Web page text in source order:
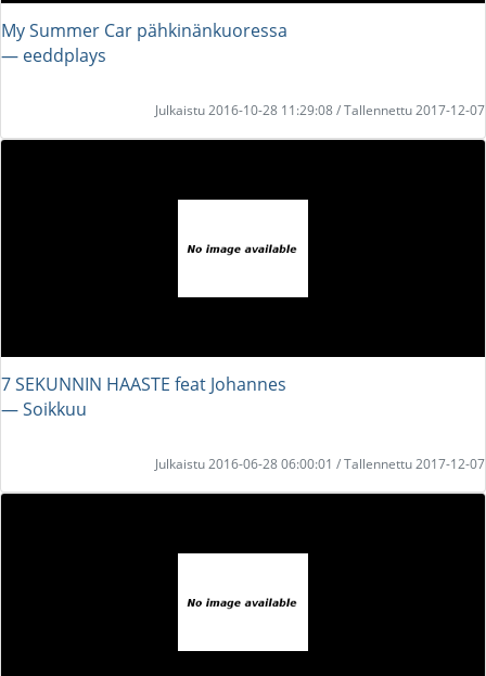
My Summer Car pähkinänkuoressa
― eeddplays
Julkaistu 2016-10-28 11:29:08 / Tallennettu 2017-12-07
7 SEKUNNIN HAASTE feat Johannes
― Soikkuu
Julkaistu 2016-06-28 06:00:01 / Tallennettu 2017-12-07